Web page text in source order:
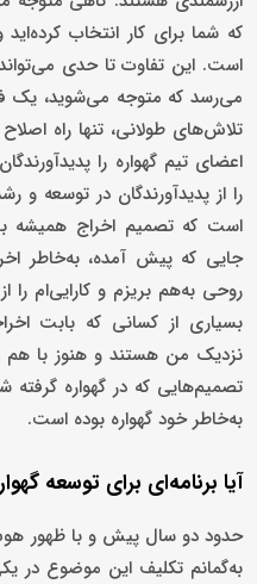
که شما برای کار انتخاب
است. این تفاوت تا حدی
می‌رسد که متوجه می‌شوید، یک
تلاش‌های طولانی، تنها راه
اعضای تیم گهواره را
را از پدیدآورندگان در توسعه و
است که تصمیم اخراج همیشه
جایی که پیش آمده، به‌خاطر
روحی به‌هم بریزم و کارایی‌ام
بسیاری از کسانی که بابت
نزدیک من هستند و هنوز با هم
تصمیم‌هایی که در گهواره گرفته
به‌خاطر خود گهواره بوده است.
آیا برنامه‌ای برای توسعه
حدود دو سال پیش و با ظهور
به‌گمانم تکلیف این موضوع در